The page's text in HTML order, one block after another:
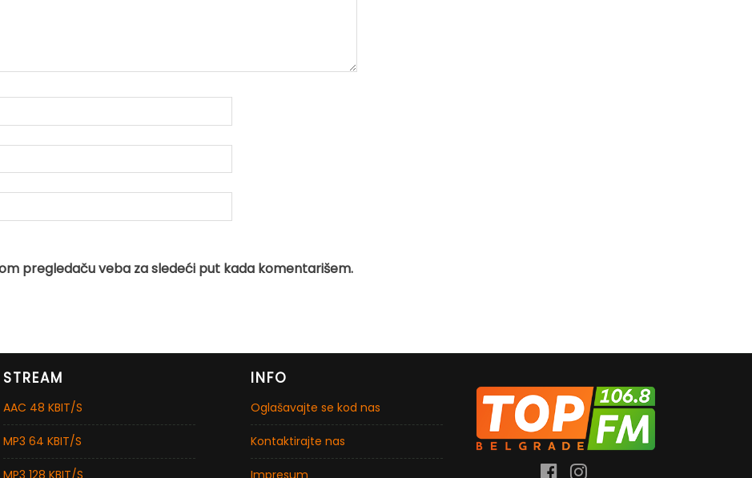
pregledaču veba za sledeći put kada komentarišem.
STREAM
AAC 48 KBIT/S
MP3 64 KBIT/S
MP3 128 KBIT/S
INFO
Oglašavajte se kod nas
Kontaktirajte nas
Impresum